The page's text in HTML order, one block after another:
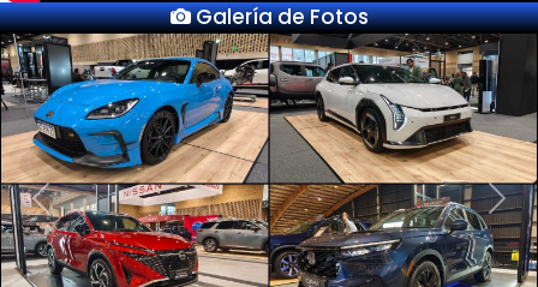
Galería de Fotos
Previous Next